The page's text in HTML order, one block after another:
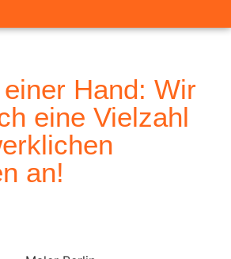
Hand: Wir
eine Vielzahl
an!